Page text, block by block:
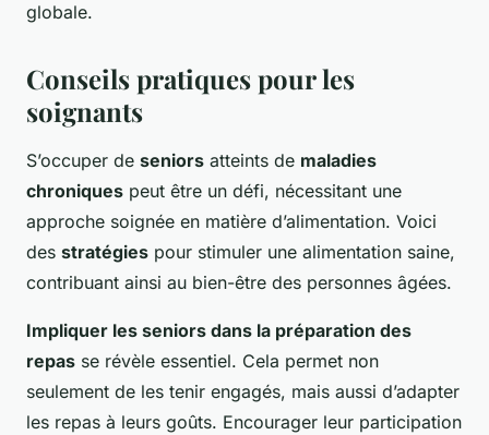
globale.
Conseils pratiques pour les
soignants
S’occuper de seniors atteints de maladies
chroniques peut être un défi, nécessitant une
approche soignée en matière d’alimentation. Voici
des stratégies pour stimuler une alimentation saine,
contribuant ainsi au bien-être des personnes âgées.
Impliquer les seniors dans la préparation des
repas se révèle essentiel. Cela permet non
seulement de les tenir engagés, mais aussi d’adapter
les repas à leurs goûts. Encourager leur participation